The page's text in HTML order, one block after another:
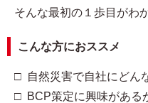
そんな最初の１歩目がわ
こんな方におススメ
□ 自然災害で自社にどん
□ BCP策定に興味がある